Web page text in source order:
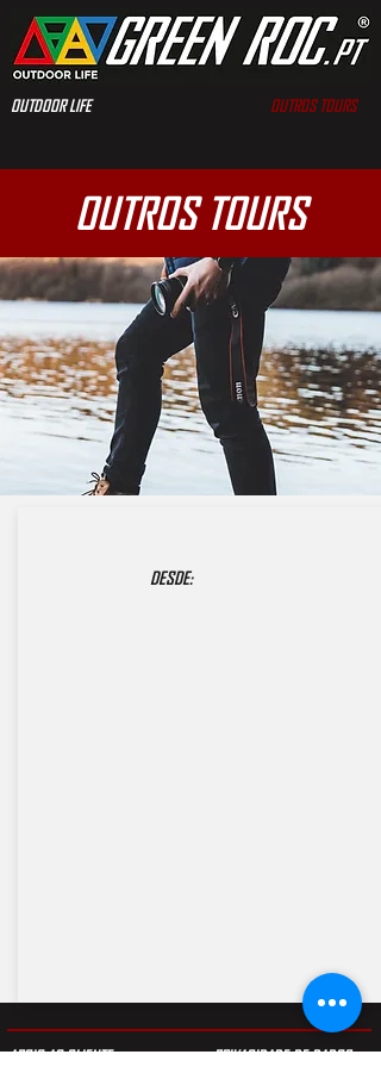
OUTDOOR LIFE OUTROS TOURS
OUTROS TOURS
DESDE:
APOIO AO CLIENTE PRIVACIDADE DE DADOS